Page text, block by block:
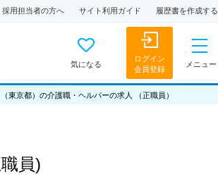
採用担当者の方へ サイト利用ガイド 履歴書を作成する
気になる
ログイン
会員登録
メニュー
東京都）の介護職・ヘルパーの求人 （正職員）
員)